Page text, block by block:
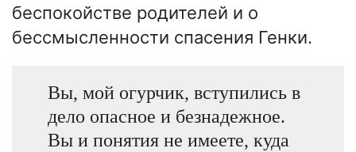
беспокойстве родителей и о
бессмысленности спасения Генки.
Вы, мой огурчик, вступились в
дело опасное и безнадежное.
Вы и понятия не имеете, куда